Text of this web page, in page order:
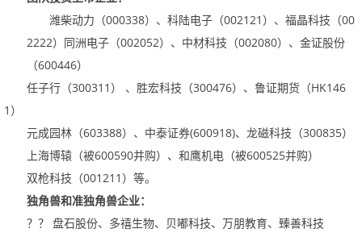
潍柴动力（000338）、科陆电子（002121 ）、福晶科技（00
2222）同洲电子（002052）、中材科技（002080）、金证股份
（600446）
任子行（300311 ）、胜宏科技（300476）、鲁证期货（HK146
1 ）
元成园林（603388）、中泰证券(600918)、龙磁科技（300835）
上海博辕（被600590并购）、和鹰机电（被600525并购）
双枪科技（001211 ）等。
独角兽和准独角兽企业：
？？盘石股份、多禧生物、贝嘟科技、万朋教育、臻善科技